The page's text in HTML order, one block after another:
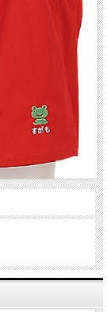
場合がございます。
して、在庫をお問い